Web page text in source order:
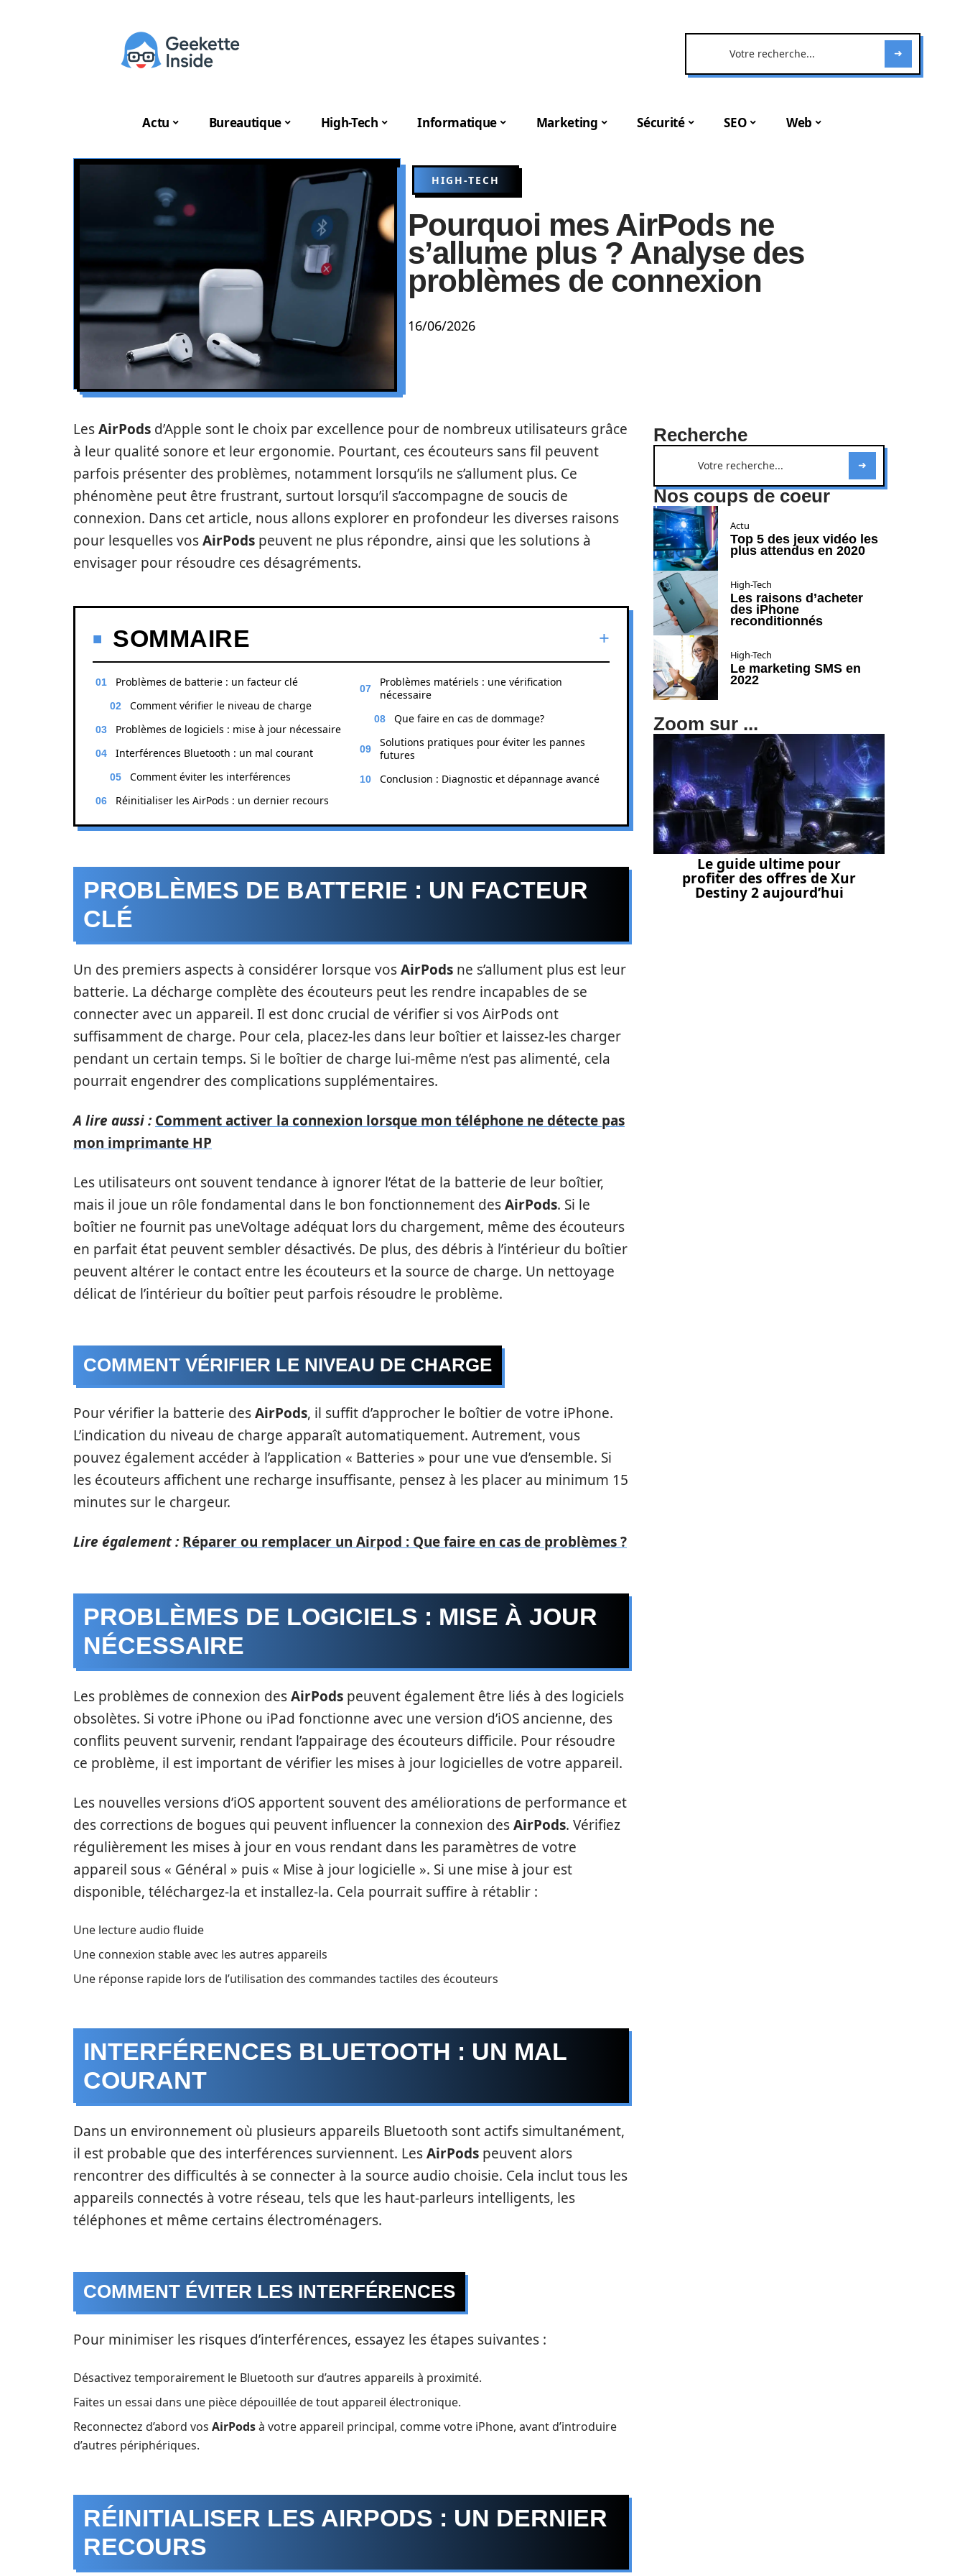
Actu Bureautique High-Tech Informatique Marketing Sécurité SEO Web
HIGH-TECH
Pourquoi mes AirPods ne
s’allume plus ? Analyse des
problèmes de connexion
16/06/2026
LesAirPods d’Apple sont le choix par excellence pour de nombreux utilisateurs grâce
à leur qualité sonore et leur ergonomie. Pourtant, ces écouteurs sans fil peuvent
parfois présenter des problèmes, notamment lorsqu’ils ne s’allument plus. Ce
phénomène peut être frustrant, surtout lorsqu’il s’accompagne de soucis de
connexion. Dans cet article, nous allons explorer en profondeur les diverses raisons
pour lesquelles vosAirPods peuvent ne plus répondre, ainsi que les solutions à
envisager pour résoudre ces désagréments.
SOMMAIRE
Problèmes de batterie : un facteur clé
Comment vérifier le niveau de charge
Problèmes de logiciels : mise à jour nécessaire
Interférences Bluetooth : un mal courant
Comment éviter les interférences
Réinitialiser les AirPods : un dernier recours
Problèmes matériels : une vérification
nécessaire
Que faire en cas de dommage?
Solutions pratiques pour éviter les pannes
futures
Conclusion : Diagnostic et dépannage avancé
PROBLÈMES DE BATTERIE : UN FACTEUR
CLÉ
Un des premiers aspects à considérer lorsque vosAirPods ne s’allument plus est leur
batterie. La décharge complète des écouteurs peut les rendre incapables de se
connecter avec un appareil. Il est donc crucial de vérifier si vos AirPods ont
suffisamment de charge. Pour cela, placez-les dans leur boîtier et laissez-les charger
pendant un certain temps. Si le boîtier de charge lui-même n’est pas alimenté, cela
pourrait engendrer des complications supplémentaires.
A lire aussi : Comment activer la connexion lorsque mon téléphone ne détecte pas
mon imprimante HP
Les utilisateurs ont souvent tendance à ignorer l’état de la batterie de leur boîtier,
mais il joue un rôle fondamental dans le bon fonctionnement desAirPods. Si le
boîtier ne fournit pas uneVoltage adéquat lors du chargement, même des écouteurs
en parfait état peuvent sembler désactivés. De plus, des débris à l’intérieur du boîtier
peuvent altérer le contact entre les écouteurs et la source de charge. Un nettoyage
délicat de l’intérieur du boîtier peut parfois résoudre le problème.
COMMENT VÉRIFIER LE NIVEAU DE CHARGE
Pour vérifier la batterie desAirPods, il suffit d’approcher le boîtier de votre iPhone.
L’indication du niveau de charge apparaît automatiquement. Autrement, vous
pouvez également accéder à l’application « Batteries » pour une vue d’ensemble. Si
les écouteurs affichent une recharge insuffisante, pensez à les placer au minimum 15
minutes sur le chargeur.
Lire également : Réparer ou remplacer un Airpod : Que faire en cas de problèmes ?
PROBLÈMES DE LOGICIELS : MISE À JOUR
NÉCESSAIRE
Les problèmes de connexion desAirPods peuvent également être liés à des logiciels
obsolètes. Si votre iPhone ou iPad fonctionne avec une version d’iOS ancienne, des
conflits peuvent survenir, rendant l’appairage des écouteurs difficile. Pour résoudre
ce problème, il est important de vérifier les mises à jour logicielles de votre appareil.
Les nouvelles versions d’iOS apportent souvent des améliorations de performance et
des corrections de bogues qui peuvent influencer la connexion desAirPods. Vérifiez
régulièrement les mises à jour en vous rendant dans les paramètres de votre
appareil sous « Général » puis « Mise à jour logicielle ». Si une mise à jour est
disponible, téléchargez-la et installez-la. Cela pourrait suffire à rétablir :
Une lecture audio fluide
Une connexion stable avec les autres appareils
Une réponse rapide lors de l’utilisation des commandes tactiles des écouteurs
INTERFÉRENCES BLUETOOTH : UN MAL
COURANT
Dans un environnement où plusieurs appareils Bluetooth sont actifs simultanément,
il est probable que des interférences surviennent. LesAirPods peuvent alors
rencontrer des difficultés à se connecter à la source audio choisie. Cela inclut tous les
appareils connectés à votre réseau, tels que les haut-parleurs intelligents, les
téléphones et même certains électroménagers.
COMMENT ÉVITER LES INTERFÉRENCES
Pour minimiser les risques d’interférences, essayez les étapes suivantes :
Désactivez temporairement le Bluetooth sur d’autres appareils à proximité.
Faites un essai dans une pièce dépouillée de tout appareil électronique.
Reconnectez d’abord vos AirPodsà votre appareil principal, comme votre iPhone, avant d’introduire
d’autres périphériques.
RÉINITIALISER LES AIRPODS : UN DERNIER
RECOURS
Recherche
Nos coups de coeur
Actu
Top 5 des jeux vidéo les
plus attendus en 2020
High-Tech
Les raisons d’acheter
des iPhone
reconditionnés
High-Tech
Le marketing SMS en
2022
Zoom sur ...
Le guide ultime pour
profiter des offres de Xur
Destiny 2 aujourd’hui